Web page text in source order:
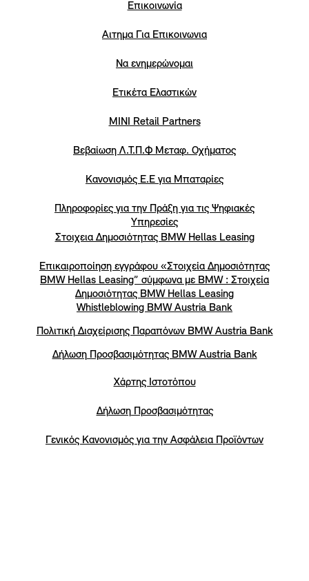
Επικοινωνία
Αιτημα Για Επικοινωνια
Να ενημερώνομαι
Ετικέτα Ελαστικών
MINI Retail Partners
Βεβαίωση Λ.Τ.Π.Φ Μεταφ. Οχήματος
Κανονισμός Ε.Ε για Μπαταρίες
Πληροφορίες για την Πράξη για τις Ψηφιακές
Υπηρεσίες
Στοιχεια Δημοσιότητας BMW Hellas Leasing
Επικαιροποίηση εγγράφου «Στοιχεία Δημοσιότητας
BMW Hellas Leasing” σύμφωνα με BMW : Στοιχεία
Δημοσιότητας BMW Hellas Leasing
Whistleblowing BMW Austria Bank
Πολιτική Διαχείρισης Παραπόνων BMW Austria Bank
Δήλωση Προσβασιμότητας BMW Austria Bank
Χάρτης Ιστοτόπου
Δήλωση Προσβασιμότητας
Γενικός Κανονισμός για την Ασφάλεια Προϊόντων